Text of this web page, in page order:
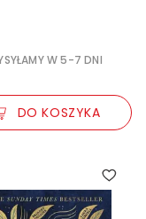
W 5-7 DNI
DO KOSZYKA